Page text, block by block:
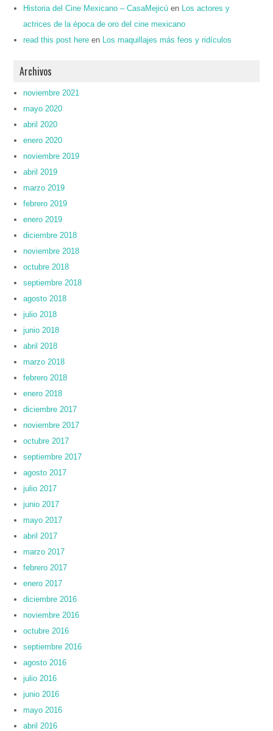
Historia del Cine Mexicano – CasaMejicú en
Los actores y
actrices de la época de oro del cine mexicano
read this post here en Los maquillajes más feos y ridículos
Archivos
noviembre 2021
mayo 2020
abril 2020
enero 2020
noviembre 2019
abril 2019
marzo 2019
febrero 2019
enero 2019
diciembre 2018
noviembre 2018
octubre 2018
septiembre 2018
agosto 2018
julio 2018
junio 2018
abril 2018
marzo 2018
febrero 2018
enero 2018
diciembre 2017
noviembre 2017
octubre 2017
septiembre 2017
agosto 2017
julio 2017
junio 2017
mayo 2017
abril 2017
marzo 2017
febrero 2017
enero 2017
diciembre 2016
noviembre 2016
octubre 2016
septiembre 2016
agosto 2016
julio 2016
junio 2016
mayo 2016
abril 2016